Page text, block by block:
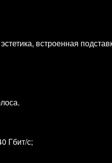
встроенная
Гбит/с;